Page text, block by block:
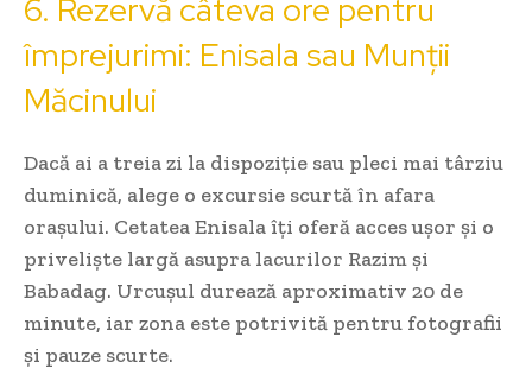
6. Rezervă câteva ore pentru
împrejurimi: Enisala sau Munții
Măcinului
Dacă ai a treia zi la dispoziție sau pleci mai târziu
duminică, alege o excursie scurtă în afara
orașului. Cetatea Enisala îți oferă acces ușor și o
priveliște largă asupra lacurilor Razim și
Babadag. Urcușul durează aproximativ 20 de
minute, iar zona este potrivită pentru fotografii
și pauze scurte.